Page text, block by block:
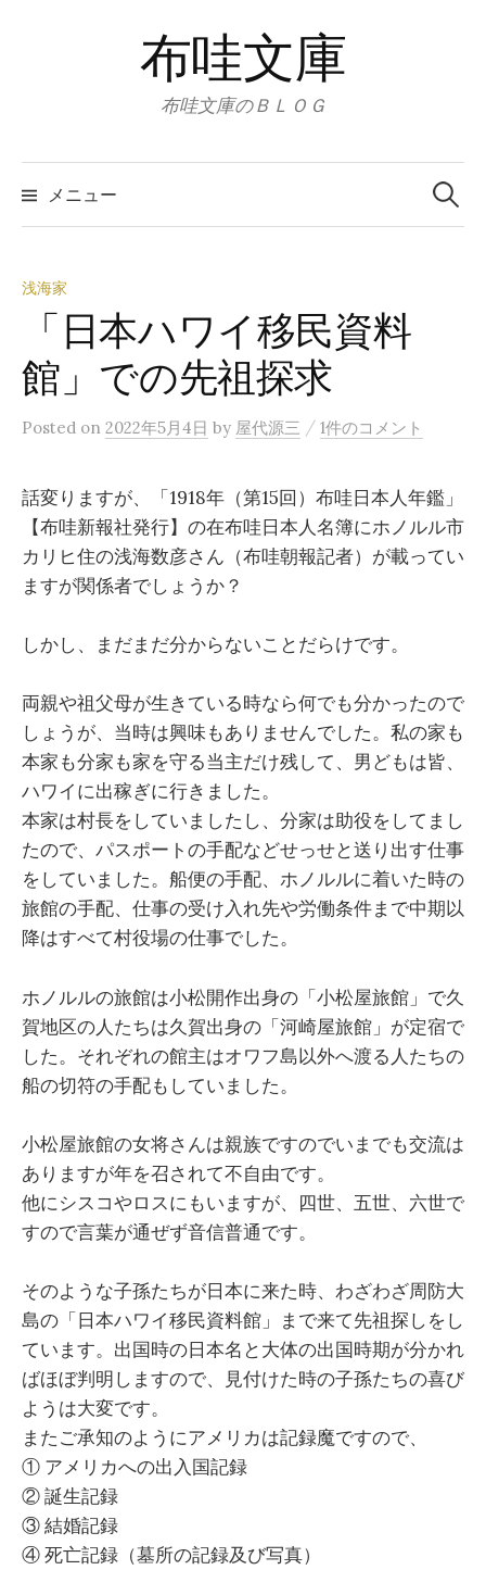
へ
ス
プ
布哇文庫
布哇文庫のＢＬＯＧ
メニュー
検
索:
浅海家
「日本ハワイ移民資料
館」での先祖探求
Posted on 2022年5月4日 by 屋代源三 / 1件のコメント
話変りますが、「1918年（第15回）布哇日本人年鑑」
【布哇新報社発行】の在布哇日本人名簿にホノルル市
カリヒ住の浅海数彦さん（布哇朝報記者）が載ってい
ますが関係者でしょうか？
しかし、まだまだ分からないことだらけです。
両親や祖父母が生きている時なら何でも分かったので
しょうが、当時は興味もありませんでした。私の家も
本家も分家も家を守る当主だけ残して、男どもは皆、
ハワイに出稼ぎに行きました。
本家は村長をしていましたし、分家は助役をしてまし
たので、パスポートの手配などせっせと送り出す仕事
をしていました。船便の手配、ホノルルに着いた時の
旅館の手配、仕事の受け入れ先や労働条件まで中期以
降はすべて村役場の仕事でした。
ホノルルの旅館は小松開作出身の「小松屋旅館」で久
賀地区の人たちは久賀出身の「河崎屋旅館」が定宿で
した。それぞれの館主はオワフ島以外へ渡る人たちの
船の切符の手配もしていました。
小松屋旅館の女将さんは親族ですのでいまでも交流は
ありますが年を召されて不自由です。
他にシスコやロスにもいますが、四世、五世、六世で
すので言葉が通ぜず音信普通です。
そのような子孫たちが日本に来た時、わざわざ周防大
島の「日本ハワイ移民資料館」まで来て先祖探しをし
ています。出国時の日本名と大体の出国時期が分かれ
ばほぼ判明しますので、見付けた時の子孫たちの喜び
ようは大変です。
またご承知のようにアメリカは記録魔ですので、
① アメリカへの出入国記録
② 誕生記録
③ 結婚記録
④ 死亡記録（墓所の記録及び写真）